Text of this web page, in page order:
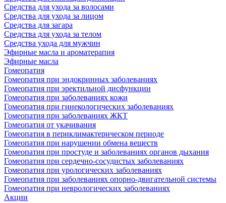
Средства для ухода за волосами
Средства для ухода за лицом
Средства для загара
Средства для ухода за телом
Средства ухода для мужчин
Эфирные масла и ароматерапия
Эфирные масла
Гомеопатия
Гомеопатия при эндокринных заболеваниях
Гомеопатия при эректильной дисфункции
Гомеопатия при заболеваниях кожи
Гомеопатия при гинекологических заболеваниях
Гомеопатия при заболеваниях ЖКТ
Гомеопатия от укачивания
Гомеопатия в периклимактерическом периоде
Гомеопатия при нарушении обмена веществ
Гомеопатия при простуде и заболеваниях органов дыхания
Гомеопатия при сердечно-сосудистых заболеваниях
Гомеопатия при урологических заболеваниях
Гомеопатия при заболеваниях опорно-двигательной системы
Гомеопатия при неврологических заболеваниях
Акции